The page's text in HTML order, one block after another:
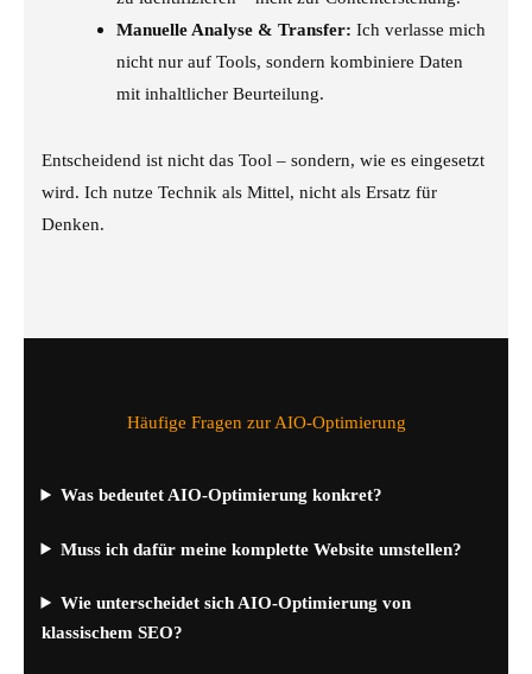
Manuelle Analyse & Transfer: Ich verlasse mich
nicht nur auf Tools, sondern kombiniere Daten
mit inhaltlicher Beurteilung.
Entscheidend ist nicht das Tool – sondern, wie es eingesetzt
wird. Ich nutze Technik als Mittel, nicht als Ersatz für
Denken.
Häufige Fragen zur AIO-Optimierung
Was bedeutet AIO-Optimierung konkret?
Muss ich dafür meine komplette Website umstellen?
Wie unterscheidet sich AIO-Optimierung von
klassischem SEO?